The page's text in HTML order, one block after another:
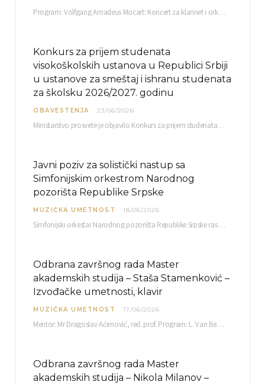
Program: Volfgang Amadeus Mocart: Koncert za klarinet i orkestar, A-dur Mentor Miloš Mijatović, redovni profesor…
Konkurs za prijem studenata
visokoškolskih ustanova u Republici Srbiji
u ustanove za smeštaj i ishranu studenata
za školsku 2026/2027. godinu
OBAVESTENJA 23/06/2026
Ministarstvo prosvete je objavilo Konkurs za prijem studenata visokoškolskih ustanova u Republici Srbiji u ustanove…
Javni poziv za solistički nastup sa
Simfonijskim orkestrom Narodnog
pozorišta Republike Srpske
MUZIČKA UMETNOST 18/06/2026
Simfonijski orkestar Narodnog pozorišta Republike Srpske raspisuje javni poziv za učešće u projektu „CRESCENDO: Nova…
Odbrana završnog rada Master
akademskih studija – Staša Stamenković –
Izvođačke umetnosti, klavir
MUZIČKA UMETNOST 17/06/2026
Mentor: Mr Dragoslav Aćimović, red. prof. Program: L. Van Betoven: Sonata op. 31 br. 2 u…
Odbrana završnog rada Master
akademskih studija – Nikola Milanov –